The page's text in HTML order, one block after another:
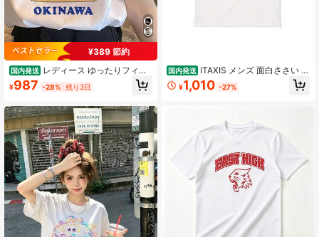
¥389 節約
国内発送 レディース ゆったりフィッ
ト カジュアルTシャツ,SPAM Tシャ
ツ スパム OKINAWA OKINAWA BERG
ん着用 (L),200G 半袖トップス,2026
Y2KTシャツ,個性的ななレトロシャ
ツ,ミニマルベースシャツ,一年中着用
可能なデイリーシャツ,通気性のある
素材で洗濯機対応,レギュラーラウン
ドネック,柔らかいらかな筋肉のタッ
チりのTシャツ,女性への贈呈り物に
最适
¥987 -28% 残り3日
国内発送 ITAXIS メンズ 面白ささい 内
野タロウ スイカ Tシャツ - アニメデ
ザイン カジュアル ラウンドネックT
適,ホワイト,サイズS
¥1,010 -27%